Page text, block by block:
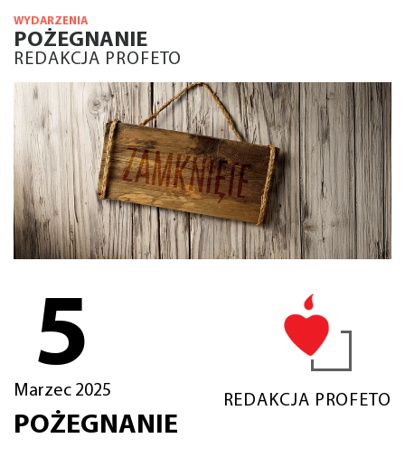
WYDARZENIA
POŻEGNANIE
REDAKCJA PROFETO
5
Marzec 2025
REDAKCJA PROFETO
POŻEGNANIE